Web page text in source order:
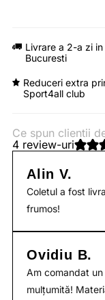
Livrare a 2-a zi in
Bucuresti
Reduceri extra
Sport4all club
Ce spun clientii
4 review-uri
Alin V.
Coletul a fost
frumos!
Ovidiu B.
Am comandat
mulțumită!